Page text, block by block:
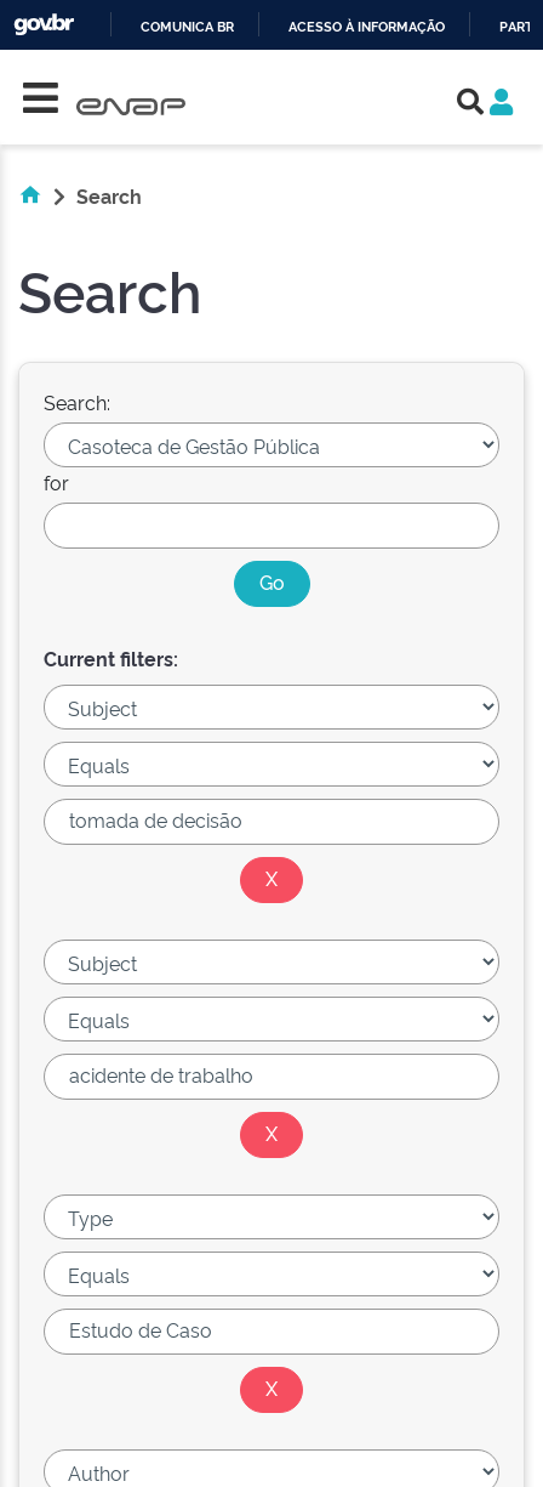
COMUNICA BR ACESSO À INFORMAÇÃO
Search
Search
Search:
for
Current filters: